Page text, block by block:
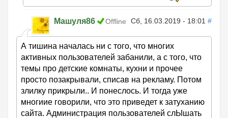
Машуля86 Offline Сб, 16.03.2019 - 18:01 #
А тишина началась ни с того, что многих
активных пользователей забанили, а с того, что
темы про детские комнаты, кухни и прочее
просто позакрывали, списав на рекламу. Потом
злилку прикрыли.. И понеслось. И тогда уже
многиие говорили, что это приведет к затуханию
сайта. Администрация пользователей слЫшать